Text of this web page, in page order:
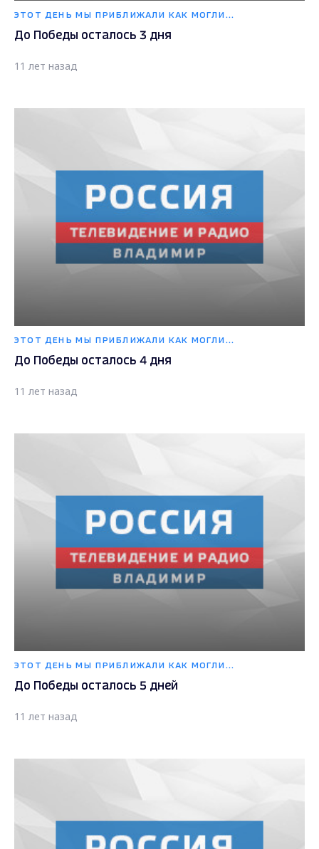
ЭТОТ ДЕНЬ МЫ ПРИБЛИЖАЛИ КАК МОГЛИ...
До Победы осталось 3 дня
11 лет назад
ЭТОТ ДЕНЬ МЫ ПРИБЛИЖАЛИ КАК МОГЛИ...
До Победы осталось 4 дня
11 лет назад
ЭТОТ ДЕНЬ МЫ ПРИБЛИЖАЛИ КАК МОГЛИ...
До Победы осталось 5 дней
11 лет назад